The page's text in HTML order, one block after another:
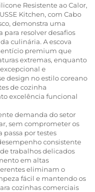
Resistente ao Calor,
Kitchen, com Cabo
demonstra uma
resolver desafios
culinária. A escova
premium que
extremas, enquanto
e
design no estilo coreano
de cozinha
excelência funcional
demanda do setor
sem comprometer os
passa por testes
consistente
trabalhos delicados
em altas
eliminam o
fácil e mantendo os
cozinhas comerciais